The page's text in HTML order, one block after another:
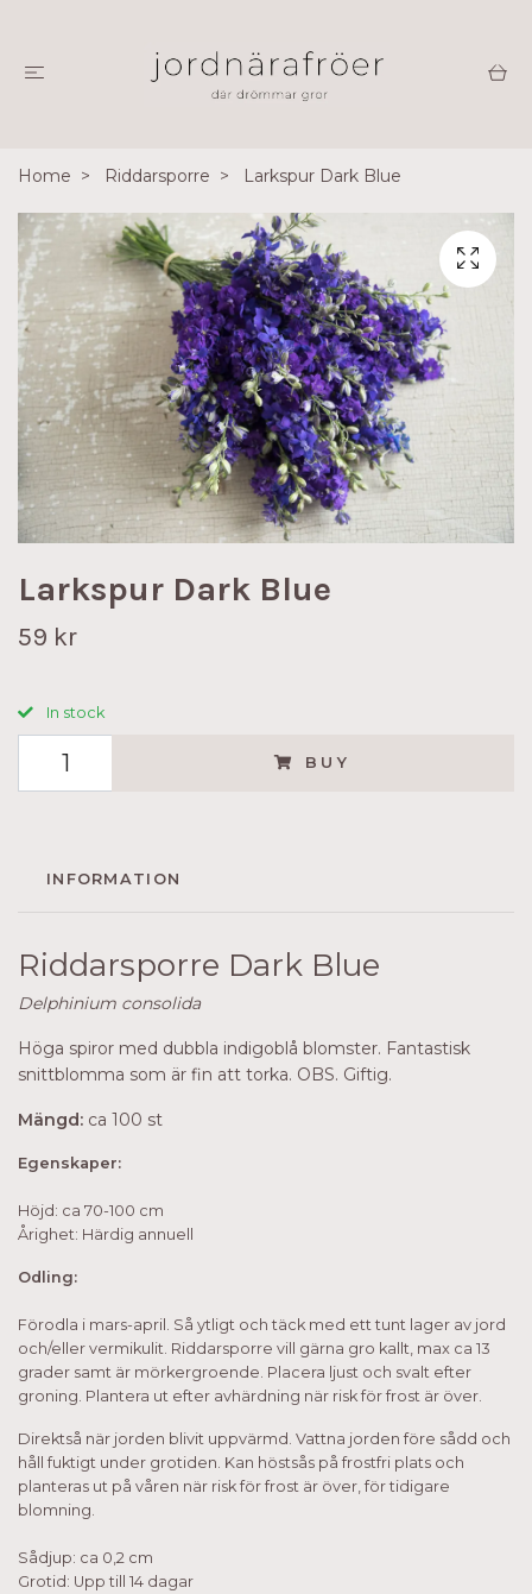
Home Riddarsporre Larkspur Dark Blue
Larkspur Dark Blue
59 kr
In stock
BUY
INFORMATION
Riddarsporre Dark Blue
Delphinium consolida
Höga spiror med dubbla indigoblå blomster. Fantastisk
snittblomma som är fin att torka. OBS. Giftig.
Mängd: ca 100 st
Egenskaper:
Höjd: ca 70-100 cm
Årighet: Härdig annuell
Odling:
Förodla i mars-april. Så ytligt och täck med ett tunt lager av jord
och/eller vermikulit. Riddarsporre vill gärna gro kallt, max ca 13
grader samt är mörkergroende. Placera ljust och svalt efter
groning. Plantera ut efter avhärdning när risk för frost är över.
Direktså när jorden blivit uppvärmd. Vattna jorden före sådd och
håll fuktigt under grotiden. Kan höstsås på frostfri plats och
planteras ut på våren när risk för frost är över, för tidigare
blomning.
Sådjup: ca 0,2 cm
Grotid: Upp till 14 dagar